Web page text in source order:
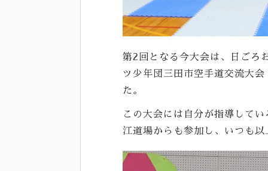
第2回となる今大会は、日ごろ
ツ少年団三田市空手道交流大
た。
この大会には自分が指導して
江道場からも参加し、いつも